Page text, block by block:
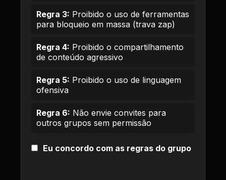
Regra 3: Proibido o uso de ferramentas
para bloqueio em massa (trava zap)
Regra 4: Proibido o compartilhamento
de conteúdo agressivo
Regra 5: Proibido o uso de linguagem
ofensiva
Regra 6: Não envie convites para
outros grupos sem permissão
Eu concordo com as regras do grupo